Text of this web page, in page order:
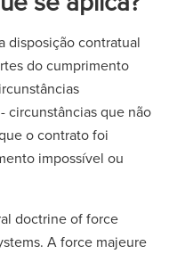
disposição contratual
do cumprimento
circunstâncias que não
o contrato foi
impossível ou
doctrine of force
A force majeure